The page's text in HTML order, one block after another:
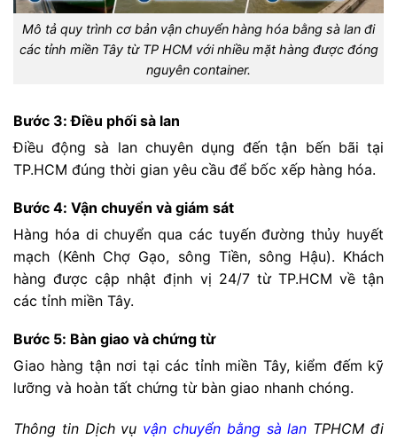
Mô tả quy trình cơ bản vận chuyển hàng hóa bằng sà lan đi
các tỉnh miền Tây từ TP HCM với nhiều mặt hàng được đóng
nguyên container.
Bước 3: Điều phối sà lan
Điều động sà lan chuyên dụng đến tận bến bãi tại
TP.HCM đúng thời gian yêu cầu để bốc xếp hàng hóa.
Bước 4: Vận chuyển và giám sát
Hàng hóa di chuyển qua các tuyến đường thủy huyết
mạch (Kênh Chợ Gạo, sông Tiền, sông Hậu). Khách
hàng được cập nhật định vị 24/7 từ TP.HCM về tận
các tỉnh miền Tây.
Bước 5: Bàn giao và chứng từ
Giao hàng tận nơi tại các tỉnh miền Tây, kiểm đếm kỹ
lưỡng và hoàn tất chứng từ bàn giao nhanh chóng.
Thông tin Dịch vụ vận chuyển bằng sà lan TPHCM đi